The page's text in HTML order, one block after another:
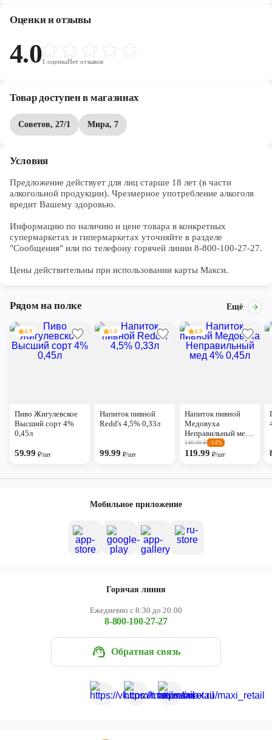
Оценки и отзывы
4.01 оценкаНет отзывов
Товар доступен в магазинах
Советов, 27/1 Мира, 7
Условия
Предложение действует для лиц старше 18 лет (в части
алкогольной продукции). Чрезмерное употребление алкоголя
вредит Вашему здоровью.
Информацию по наличию и цене товара в конкретных
супермаркетах и гипермаркетах уточняйте в разделе
"Сообщения" или по телефону горячей линии 8-800-100-27-27.
Цены действительны при использовании карты Макси.
Рядом на полке Ещё
4.9
Пиво Жигулевское
Высший сорт 4%
0,45л
59.99₽/шт
5.0
Напиток пивной
Redd's 4,5% 0,33л
99.99₽/шт
4.9
Напиток пивной
Медовуха
Неправильный мед
4% 0,45л
140.00₽ -14%
119.99 ₽/шт
Мобильное приложение
Горячая линия
Ежедневно с 8:30 до 20:00
8-800-100-27-27
Обратная связь